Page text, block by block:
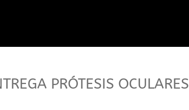
PRÓTESIS OCULARES